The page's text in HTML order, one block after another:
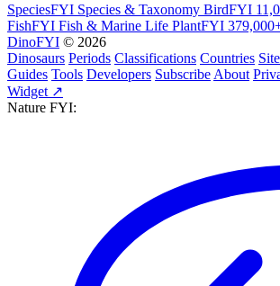
SpeciesFYI Species & Taxonomy BirdFYI
FishFYI Fish & Marine Life PlantFYI
DinoFYI © 2026
Dinosaurs Periods Classifications Countries
Guides Tools Developers Subscribe About
Widget ↗
Nature FYI: